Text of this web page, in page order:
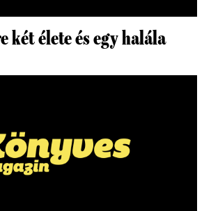
két élete és egy halála